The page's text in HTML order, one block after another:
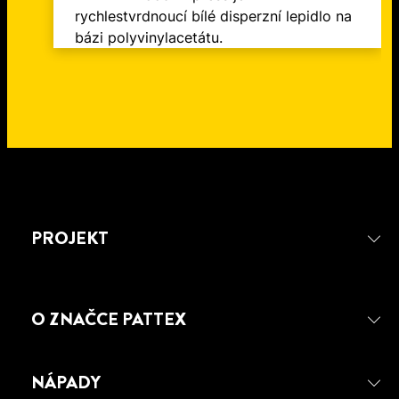
rychlestvrdnoucí bílé disperzní lepidlo na
bázi polyvinylacetátu.
PROJEKT
O ZNAČCE PATTEX
NÁPADY